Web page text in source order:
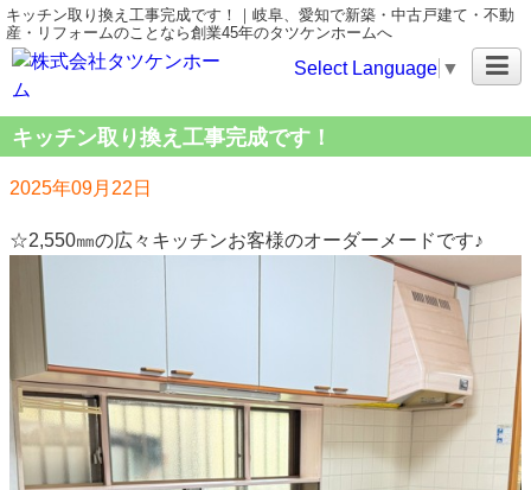
キッチン取り換え工事完成です！｜岐阜、愛知で新築・中古戸建て・不動
産・リフォームのことなら創業45年のタツケンホームへ
Select Language ▼
キッチン取り換え工事完成です！
2025年09月22日
☆2,550㎜の広々キッチンお客様のオーダーメードです♪